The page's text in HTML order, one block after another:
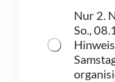
Nur 2.
So.,